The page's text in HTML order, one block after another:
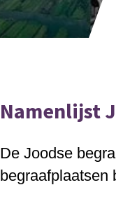
Namenlijst
De Joodse
begraafplaatsen